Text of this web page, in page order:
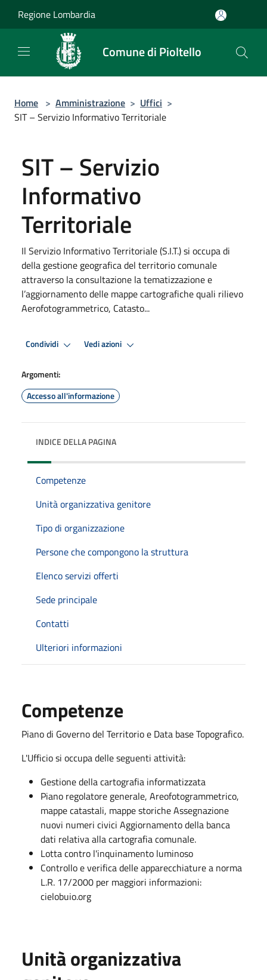
Regione Lombardia
Comune di Pioltello
Home > Amministrazione > Uffici >
SIT – Servizio Informativo Territoriale
SIT – Servizio
Informativo
Territoriale
Il Servizio Informativo Territoriale (S.I.T.) si occupa di
della gestione geografica del territorio comunale
attraverso la consultazione la tematizzazione e
l’aggiornamento delle mappe cartografiche quali rilievo
Aerofotogrammetrico, Catasto...
Condividi Vedi azioni
Argomenti:
Accesso all'informazione
INDICE DELLA PAGINA
Competenze
Unità organizzativa genitore
Tipo di organizzazione
Persone che compongono la struttura
Elenco servizi offerti
Sede principale
Contatti
Ulteriori informazioni
Competenze
Piano di Governo del Territorio e Data base Topografico.
L'Ufficio si occupa delle seguenti attività:
Gestione della cartografia informatizzata
Piano regolatore generale, Areofotogrammetrico,
mappe catastali, mappe storiche Assegnazione
nuovi numeri civici Aggiornamento della banca
dati relativa alla cartografia comunale.
Lotta contro l'inquinamento luminoso
Controllo e verifica delle apparecchiature a norma
L.R. 17/2000 per maggiori informazioni:
cielobuio.org
Unità organizzativa